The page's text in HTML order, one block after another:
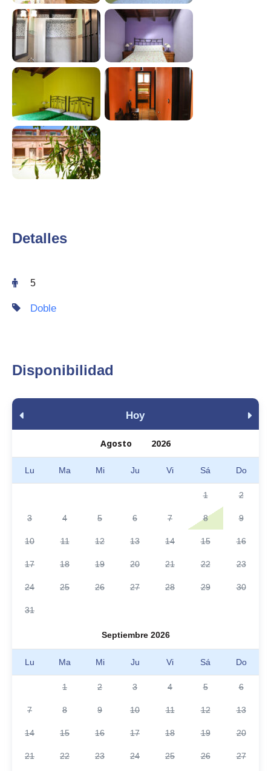
Detalles
5
Doble
Disponibilidad
Hoy
Lu Ma Mi Ju Vi Sá Do
1 2
3 4 5 6 7 8 9
10 11 12 13 14 15 16
17 18 19 20 21 22 23
24 25 26 27 28 29 30
31
Septiembre 2026
Lu Ma Mi Ju Vi Sá Do
1 2 3 4 5 6
7 8 9 10 11 12 13
14 15 16 17 18 19 20
21 22 23 24 25 26 27